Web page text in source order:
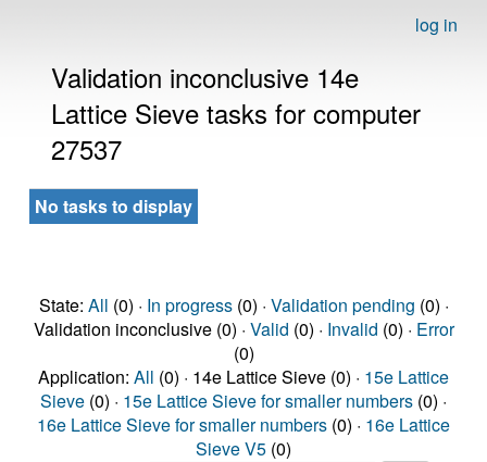
log in
Validation inconclusive 14e
Lattice Sieve tasks for computer
27537
No tasks to display
State: All (0) · In progress(0) · Validation pending (0) ·
Validation inconclusive (0) · Valid (0) · Invalid (0) · Error
(0)
Application: All (0) · 14e Lattice Sieve (0) · 15e Lattice
Sieve (0) · 15e Lattice Sieve for smaller numbers (0) ·
16e Lattice Sieve for smaller numbers (0) · 16e Lattice
Sieve V5 (0)